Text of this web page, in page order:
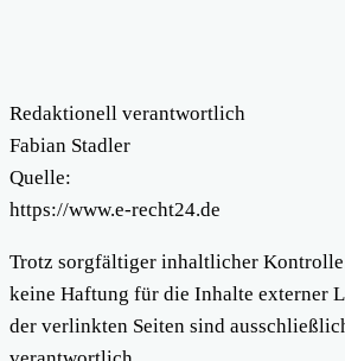
Redaktionell verantwortlich
Fabian Stadler
Quelle:
https://www.e-recht24.de
Trotz sorgfältiger inhaltlicher Kontrolle
keine Haftung für die Inhalte externer
der verlinkten Seiten sind